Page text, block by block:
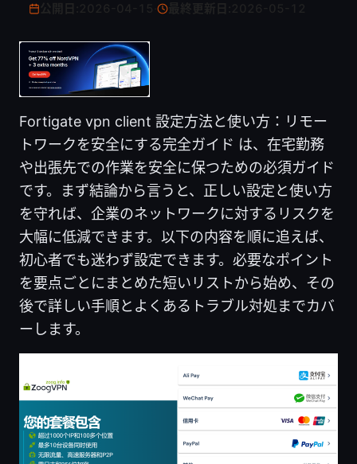
最終更新日:
Fortigate vpn client 設定方法と使い方：リモー
トワークを安全にする完全ガイド は、在宅勤務
や出張先での作業を安全に保つための必須ガイド
です。まず結論から言うと、正しい設定と使い方
を守れば、企業のネットワークに対するリスクを
大幅に低減できます。以下の内容を順に追えば、
初心者でも迷わず設定できます。必要なポイント
を要点ごとにまとめた短いリストから始め、その
後で詳しい手順とよくあるトラブル対処までカバ
ーします。